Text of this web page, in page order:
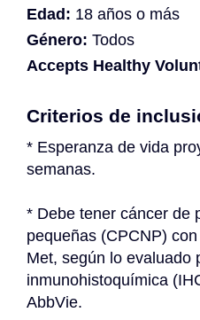
Edad: 18 años o más
Género: Todos
Accepts Healthy
Criterios de
* Esperanza de vida
semanas.
* Debe tener cáncer de
pequeñas (CPCNP)
Met, según lo evaluado
inmunohistoquímica
AbbVie.